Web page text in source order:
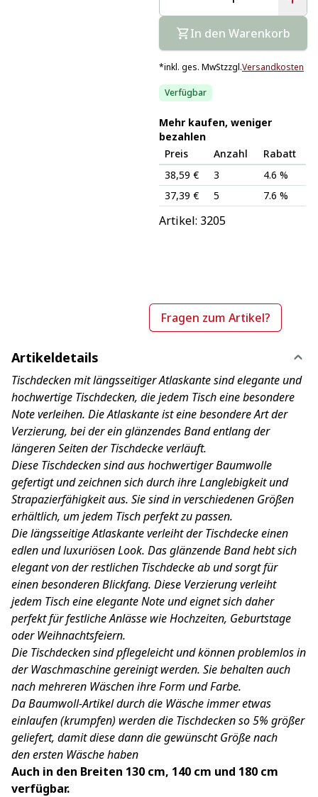
In den Warenkorb
*inkl. ges. MwStzzgl.Versandkosten
Verfügbar
Mehr kaufen, weniger
bezahlen
Preis
Anzahl
Rabatt
38,59 €
3
4.6 %
37,39 €
5 7.6 %
Artikel: 3205
Fragen zum Artikel?
Artikeldetails
Tischdecken mit längsseitiger Atlaskante sind elegante und
hochwertige Tischdecken, die jedem Tisch eine besondere
Note verleihen. Die Atlaskante ist eine besondere Art der
Verzierung, bei der ein glänzendes Band entlang der
längeren Seiten der Tischdecke verläuft.
Diese Tischdecken sind aus hochwertiger Baumwolle
gefertigt und zeichnen sich durch ihre Langlebigkeit und
Strapazierfähigkeit aus. Sie sind in verschiedenen Größen
erhältlich, um jedem Tisch perfekt zu passen.
Die längsseitige Atlaskante verleiht der Tischdecke einen
edlen und luxuriösen Look. Das glänzende Band hebt sich
elegant von der restlichen Tischdecke ab und sorgt für
einen besonderen Blickfang. Diese Verzierung verleiht
jedem Tisch eine elegante Note und eignet sich daher
perfekt für festliche Anlässe wie Hochzeiten, Geburtstage
oder Weihnachtsfeiern.
Die Tischdecken sind pflegeleicht und können problemlos in
der Waschmaschine gereinigt werden. Sie behalten auch
nach mehreren Wäschen ihre Form und Farbe.
Da Baumwoll-Artikel durch die Wäsche immer etwas
einlaufen (krumpfen) werden die Tischdecken so 5% größer
geliefert, damit diese dann die gewünscht Größe nach
den ersten Wäsche haben
Auch in den Breiten 130 cm, 140 cm und 180 cm
verfügbar.